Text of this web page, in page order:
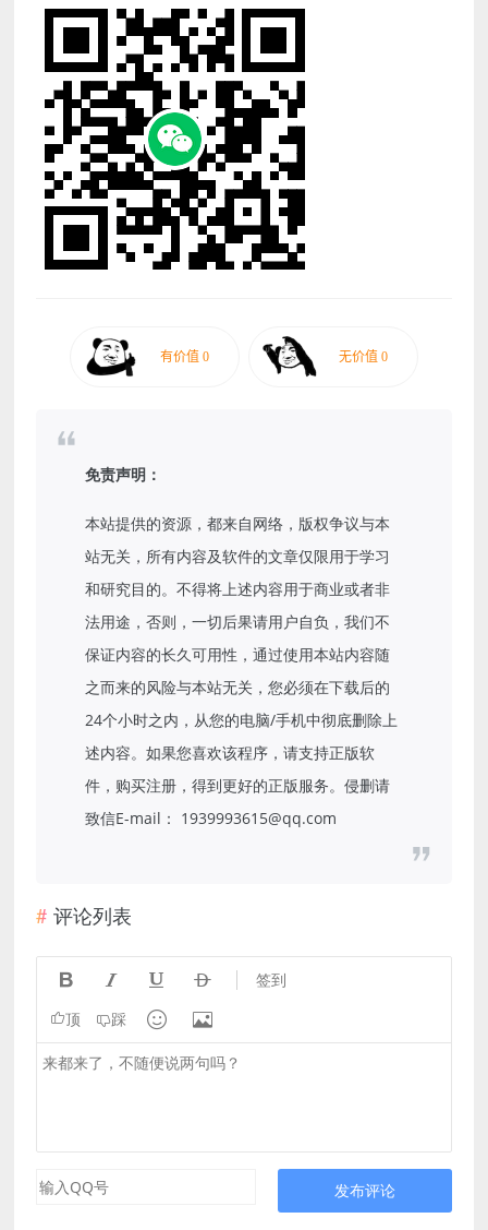
免责声明：
本站提供的资源，都来自网络，版权争议与本
站无关，所有内容及软件的文章仅限用于学习
和研究目的。不得将上述内容用于商业或者非
法用途，否则，一切后果请用户自负，我们不
保证内容的长久可用性，通过使用本站内容随
之而来的风险与本站无关，您必须在下载后的
24个小时之内，从您的电脑/手机中彻底删除上
述内容。如果您喜欢该程序，请支持正版软
件，购买注册，得到更好的正版服务。侵删请
致信E-mail： 1939993615@qq.com
评论列表
    签到
顶 踩  
发布评论